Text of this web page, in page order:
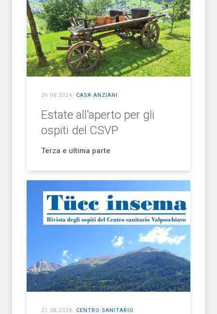
26.08.2024. CASA ANZIANI
Estate all'aperto per gli
ospiti del CSVP
Terza e ultima parte
21.08.2024. CENTRO SANITARIO